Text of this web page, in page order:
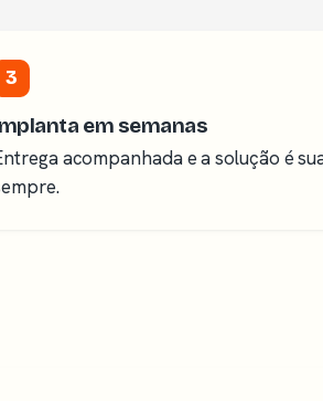
3
em semanas
acompanhada e a solução é